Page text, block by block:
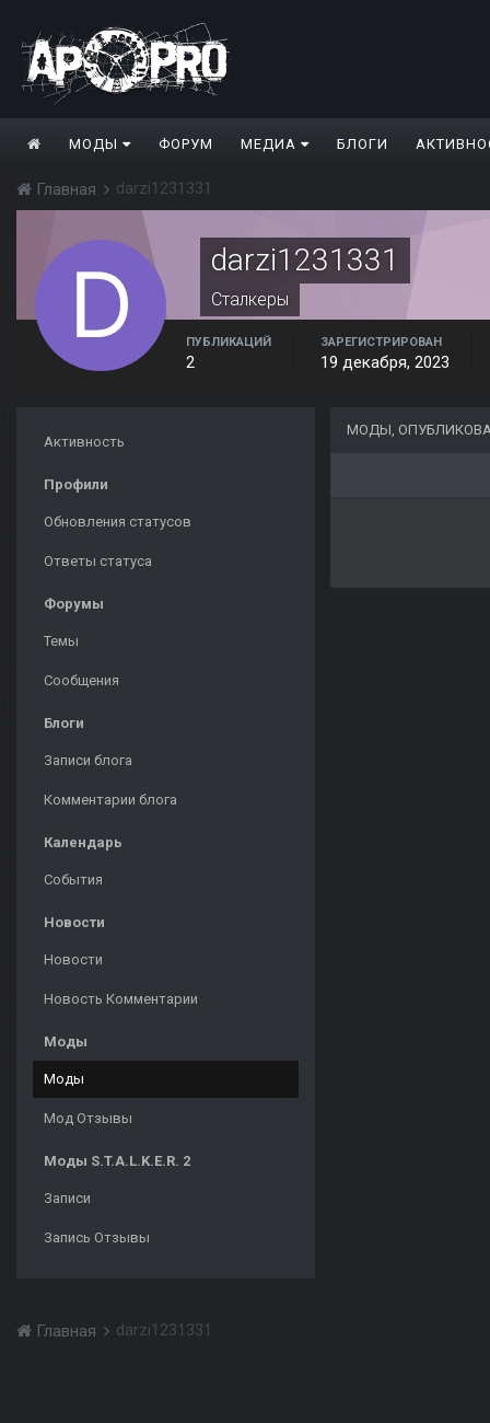
МОДЫ ФОРУМ МЕДИА БЛОГИ
Главная darzi1231331
darzi1231331
Сталкеры
ПУБЛИКАЦИЙ
2
ЗАРЕГИСТРИРОВАН
19 декабря, 2023
Активность
Профили
Обновления статусов
Ответы статуса
Форумы
Темы
Сообщения
Блоги
Записи блога
Комментарии блога
Календарь
События
Новости
Новости
Новость Комментарии
Моды
Моды
Мод Отзывы
Моды S.T.A.L.K.E.R. 2
Записи
Запись Отзывы
МОДЫ,
Главная darzi1231331